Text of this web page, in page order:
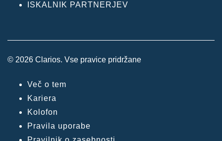
ISKALNIK PARTNERJEV
© 2026 Clarios. Vse pravice pridržane
Več o tem
Kariera
Kolofon
Pravila uporabe